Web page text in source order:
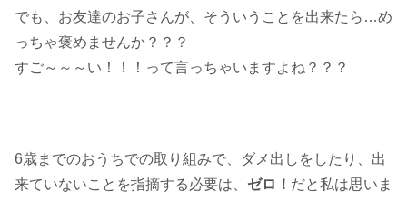
でも、お友達のお子さんが、そういうことを出来たら…め
っちゃ褒めませんか？？？
すご～～～い！！！って言っちゃいますよね？？？
6歳までのおうちでの取り組みで、ダメ出しをしたり、出
来ていないことを指摘する必要は、 ゼロ！ だと私は思いま